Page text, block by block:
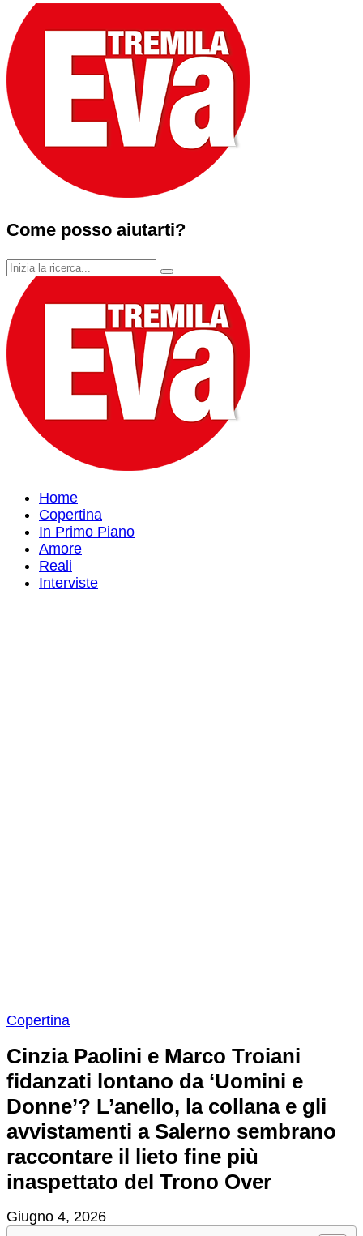
Come posso aiutarti?
Home
Copertina
In Primo Piano
Amore
Reali
Interviste
Copertina
Cinzia Paolini e Marco Troiani
fidanzati lontano da ‘Uomini e
Donne’? L’anello, la collana e gli
avvistamenti a Salerno sembrano
raccontare il lieto fine più
inaspettato del Trono Over
Giugno 4, 2026